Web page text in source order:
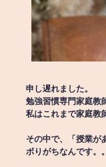
申し遅れました。
勉強習慣専門家庭教
私はこれまで家庭教
その中で、「授業が
ボりがちなんです。